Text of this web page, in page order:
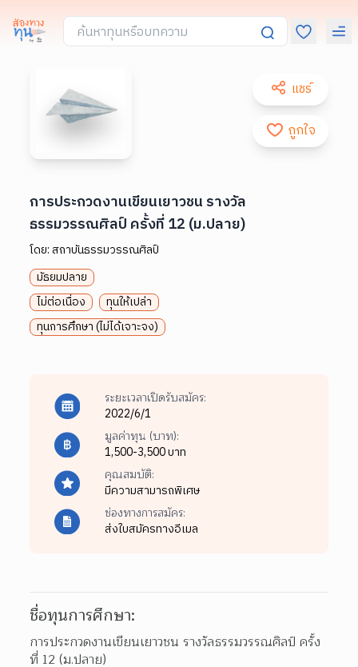
แชร์
ถูกใจ
การประกวดงานเขียนเยาวชน รางวัล
ธรรมวรรณศิลป์ ครั้งที่ 12 (ม.ปลาย)
โดย:สถาบันธรรมวรรณศิลป์
มัธยมปลาย
ไม่ต่อเนื่อง
ทุนให้เปล่า
ทุนการศึกษา (ไม่ได้เจาะจง)
ระยะเวลาเปิดรับสมัคร:
2022/6/1
มูลค่าทุน (บาท):
1,500-3,500 บาท
คุณสมบัติ:
มีความสามารถพิเศษ
ช่องทางการสมัคร:
ส่งใบสมัครทางอีเมล
ชื่อทุนการศึกษา:
การประกวดงานเขียนเยาวชน รางวัลธรรมวรรณศิลป์ ครั้ง
ที่ 12 (ม.ปลาย)